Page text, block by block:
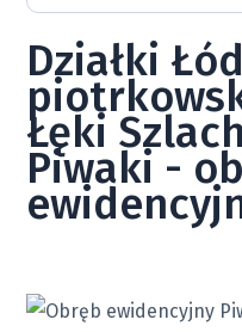
Działki
Łęki
Piwaki -